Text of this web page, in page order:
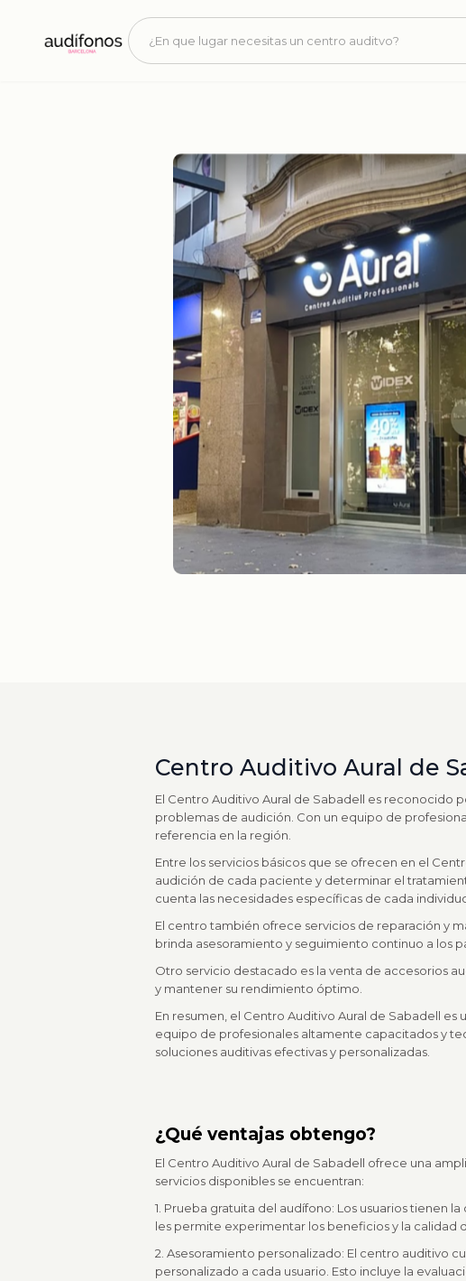
Centro Auditivo Aural de
El Centro Auditivo Aural de Sabadell es reconocido
problemas de audición. Con un equipo de
referencia en la región.
Entre los servicios básicos que se ofrecen en el
audición de cada paciente y determinar el
cuenta las necesidades específicas de cada
El centro también ofrece servicios de reparación y
brinda asesoramiento y seguimiento continuo a los
Otro servicio destacado es la venta de accesorios
y mantener su rendimiento óptimo.
En resumen, el Centro Auditivo Aural de Sabadell
equipo de profesionales altamente capacitados y
soluciones auditivas efectivas y personalizadas.
¿Qué ventajas obtengo?
El Centro Auditivo Aural de Sabadell ofrece una
servicios disponibles se encuentran:
1. Prueba gratuita del audífono: Los usuarios tienen
les permite experimentar los beneficios y la calidad
2. Asesoramiento personalizado: El centro auditivo
personalizado a cada usuario. Esto incluye la